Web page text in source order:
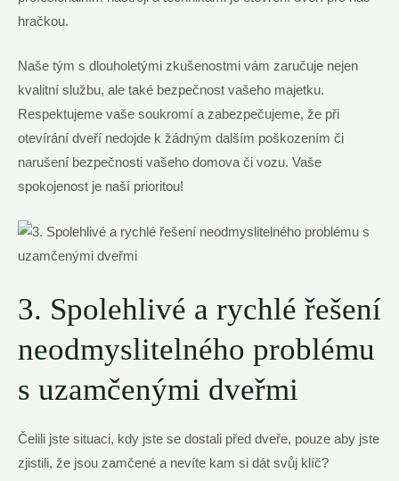
hračkou.
Naše tým s dlouholetými zkušenostmi vám zaručuje nejen
kvalitní službu, ale také bezpečnost vašeho majetku.
Respektujeme vaše soukromí a zabezpečujeme, že při
otevírání dveří nedojde k žádným dalším poškozením či
narušení bezpečnosti vašeho domova či vozu. Vaše
spokojenost je naší prioritou!
3. Spolehlivé a rychlé řešení
neodmyslitelného problému
s uzamčenými dveřmi
Čelili jste situaci, kdy jste se dostali před dveře, pouze aby jste
zjistili, že jsou zamčené a nevíte kam si dát svůj klíč?